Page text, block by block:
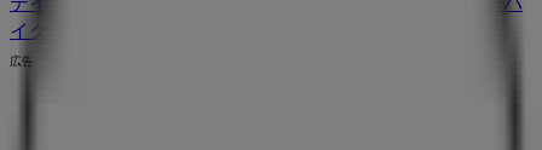
イク
広告